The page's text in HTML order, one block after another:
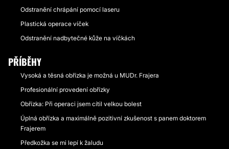
Odstranění chrápání pomocí laseru
Plastická operace víček
Odstranění nadbytečné kůže na víčkách
PŘÍBĚHY
Vysoká a těsná obřízka je možná u MUDr. Frajera
Profesionální provedení obřízky
Obřízka: Při operaci jsem cítil velkou bolest
Úplná obřízka a maximálně pozitivní zkušenost s panem doktorem
Frajerem
Předkožka se mi lepí k žaludu